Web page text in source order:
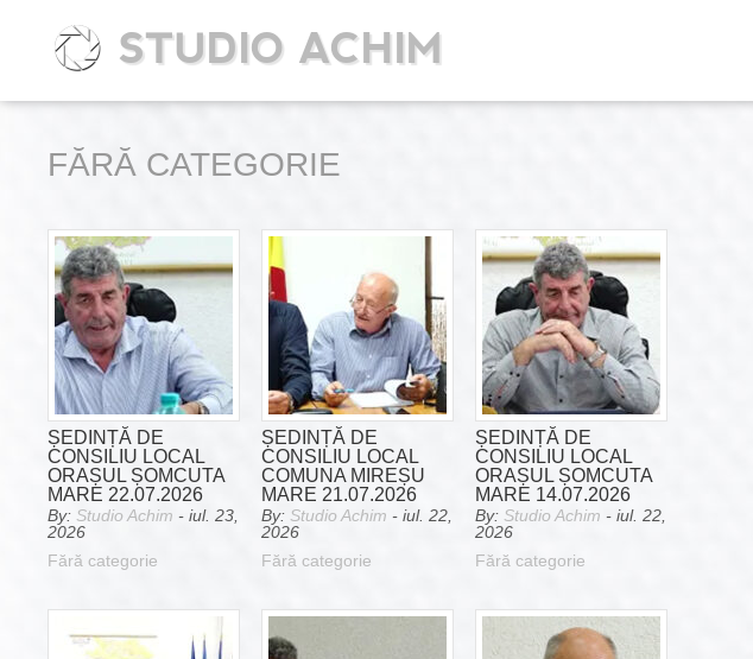
STUDIO ACHIM
FĂRĂ CATEGORIE
ȘEDINȚĂ DE
CONSILIU LOCAL
ORAȘUL ȘOMCUTA
MARE 22.07.2026
By: Studio Achim - iul. 23,
2026
Fără categorie
ȘEDINȚĂ DE
CONSILIU LOCAL
COMUNA MIREȘU
MARE 21.07.2026
By: Studio Achim - iul. 22,
2026
Fără categorie
ȘEDINȚĂ DE
CONSILIU LOCAL
ORAȘUL ȘOMCUTA
MARE 14.07.2026
By: Studio Achim - iul. 22,
2026
Fără categorie